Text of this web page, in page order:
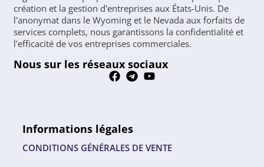
création et la gestion d'entreprises aux États-Unis. De
l'anonymat dans le Wyoming et le Nevada aux forfaits de
services complets, nous garantissons la confidentialité et
l'efficacité de vos entreprises commerciales.
Nous sur les réseaux sociaux
Informations légales
CONDITIONS GÉNÉRALES DE VENTE